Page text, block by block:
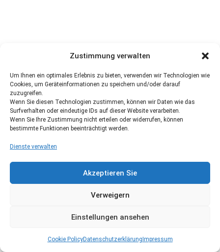
Zustimmung verwalten
Um Ihnen ein optimales Erlebnis zu bieten, verwenden wir Technologien wie
Cookies, um Geräteinformationen zu speichern und/oder darauf
zuzugreifen.
Wenn Sie diesen Technologien zustimmen, können wir Daten wie das
Surfverhalten oder eindeutige IDs auf dieser Website verarbeiten.
Wenn Sie Ihre Zustimmung nicht erteilen oder widerrufen, können
bestimmte Funktionen beeinträchtigt werden.
Dienste verwalten
Akzeptieren Sie
Verweigern
Einstellungen ansehen
Cookie PolicyDatenschutzerklärung Impressum